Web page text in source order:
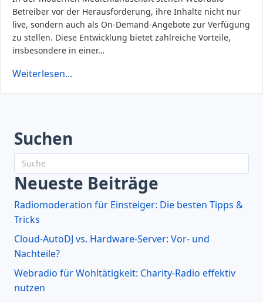
Betreiber vor der Herausforderung, ihre Inhalte nicht nur
live, sondern auch als On-Demand-Angebote zur Verfügung
zu stellen. Diese Entwicklung bietet zahlreiche Vorteile,
insbesondere in einer…
Weiterlesen...
Suchen
Neueste Beiträge
Radiomoderation für Einsteiger: Die besten Tipps &
Tricks
Cloud-AutoDJ vs. Hardware-Server: Vor- und
Nachteile?
Webradio für Wohltätigkeit: Charity-Radio effektiv
nutzen